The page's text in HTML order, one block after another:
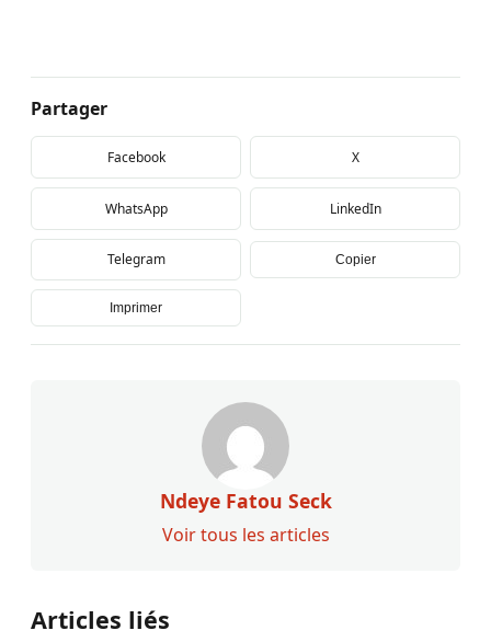
Partager
Facebook X
WhatsApp LinkedIn
Telegram Copier
Imprimer
Ndeye Fatou Seck
Voir tous les articles
Articles liés